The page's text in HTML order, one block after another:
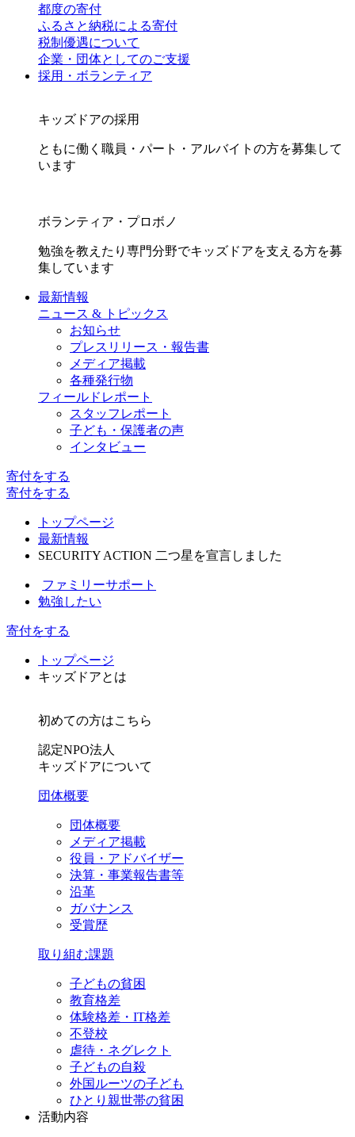
都度の寄付
ふるさと納税による寄付
税制優遇について
企業・団体としてのご支援
採用・ボランティア
キッズドアの採用
ともに働く職員・パート・アルバイトの方を募集して
います
ボランティア・プロボノ
勉強を教えたり専門分野でキッズドアを支える方を募
集しています
最新情報
ニュース & トピックス
お知らせ
プレスリリース・報告書
メディア掲載
各種発行物
フィールドレポート
スタッフレポート
子ども・保護者の声
インタビュー
寄付をする
寄付をする
トップページ
最新情報
SECURITY ACTION 二つ星を宣言しました
ファミリーサポート
勉強したい
寄付をする
トップページ
キッズドアとは
初めての方はこちら
認定NPO法人
キッズドアについて
団体概要
団体概要
メディア掲載
役員・アドバイザー
決算・事業報告書等
沿革
ガバナンス
受賞歴
取り組む課題
子どもの貧困
教育格差
体験格差・IT格差
不登校
虐待・ネグレクト
子どもの自殺
外国ルーツの子ども
ひとり親世帯の貧困
活動内容